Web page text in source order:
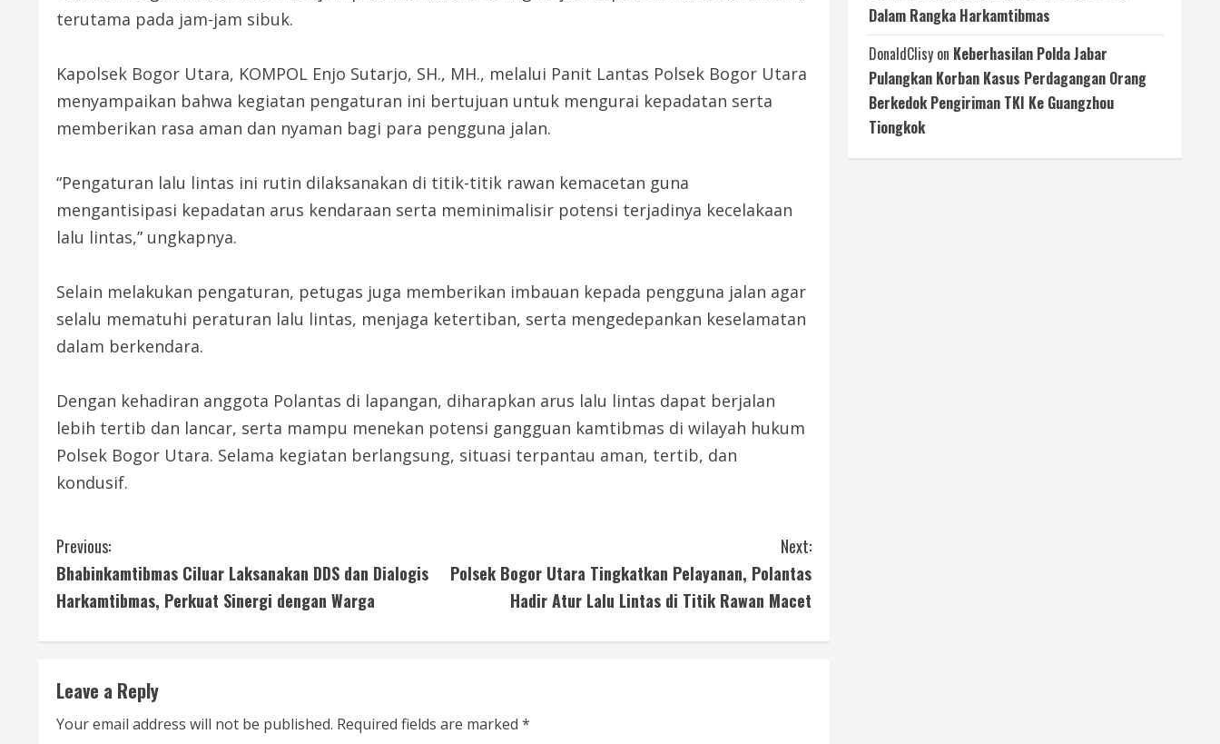
terutama pada jam-jam sibuk.
Kapolsek Bogor Utara, KOMPOL Enjo Sutarjo, SH., MH., melalui Panit Lantas Polsek Bogor Utara
menyampaikan bahwa kegiatan pengaturan ini bertujuan untuk mengurai kepadatan serta
memberikan rasa aman dan nyaman bagi para pengguna jalan.
“Pengaturan lalu lintas ini rutin dilaksanakan di titik-titik rawan kemacetan guna
mengantisipasi kepadatan arus kendaraan serta meminimalisir potensi terjadinya kecelakaan
lalu lintas,” ungkapnya.
Selain melakukan pengaturan, petugas juga memberikan imbauan kepada pengguna jalan agar
selalu mematuhi peraturan lalu lintas, menjaga ketertiban, serta mengedepankan keselamatan
dalam berkendara.
Dengan kehadiran anggota Polantas di lapangan, diharapkan arus lalu lintas dapat berjalan
lebih tertib dan lancar, serta mampu menekan potensi gangguan kamtibmas di wilayah hukum
Polsek Bogor Utara. Selama kegiatan berlangsung, situasi terpantau aman, tertib, dan
kondusif.
C
o
i
Previous:
Bhabinkamtibmas Ciluar Laksanakan DDS dan Dialogis
Harkamtibmas, Perkuat Sinergi dengan Warga
Next:
Polsek Bogor Utara Tingkatkan Pelayanan, Polantas
Hadir Atur Lalu Lintas di Titik Rawan Macet
Leave a Reply
Your email address will not be published. Required fields are marked *
Dalam Rangka Harkamtibmas
DonaldClisy on Keberhasilan Polda Jabar
Pulangkan Korban Kasus Perdagangan Orang
Berkedok Pengiriman TKI Ke Guangzhou
Tiongkok